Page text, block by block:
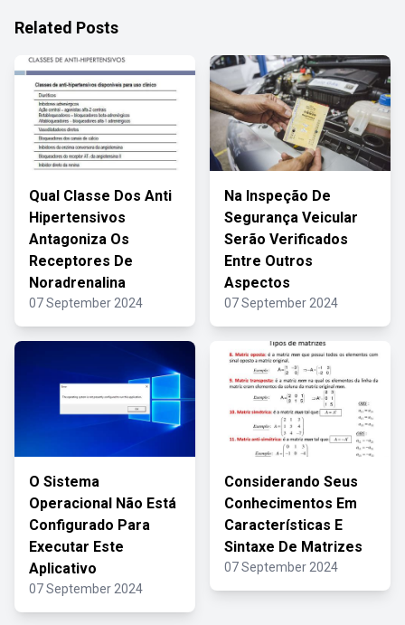
Related Posts
Qual Classe Dos Anti
Hipertensivos
Antagoniza Os
Receptores De
Noradrenalina
07 September 2024
Na Inspeção De
Segurança Veicular
Serão Verificados
Entre Outros
Aspectos
07 September 2024
O Sistema
Operacional Não Está
Configurado Para
Executar Este
Aplicativo
07 September 2024
Considerando Seus
Conhecimentos Em
Características E
Sintaxe De Matrizes
07 September 2024